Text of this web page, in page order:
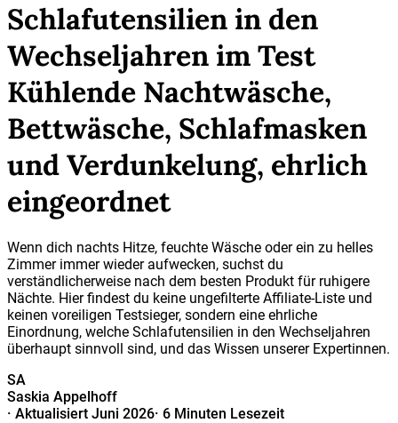
Schlafutensilien in den
Wechseljahren im Test
Kühlende Nachtwäsche,
Bettwäsche, Schlafmasken
und Verdunkelung, ehrlich
eingeordnet
Wenn dich nachts Hitze, feuchte Wäsche oder ein zu helles
Zimmer immer wieder aufwecken, suchst du
verständlicherweise nach dem besten Produkt für ruhigere
Nächte. Hier findest du keine ungefilterte Affiliate-Liste und
keinen voreiligen Testsieger, sondern eine ehrliche
Einordnung, welche Schlafutensilien in den Wechseljahren
überhaupt sinnvoll sind, und das Wissen unserer Expertinnen.
SA
Saskia Appelhoff
· Aktualisiert Juni 2026· 6 Minuten Lesezeit